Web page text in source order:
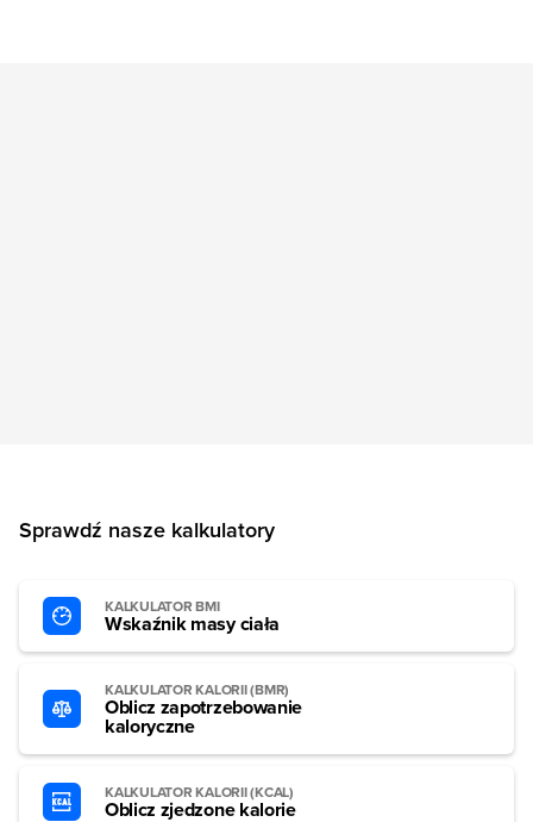
Sprawdź nasze kalkulatory
KALKULATOR BMI
Wskaźnik masy ciała
KALKULATOR KALORII (BMR)
Oblicz zapotrzebowanie
kaloryczne
KALKULATOR KALORII (KCAL)
Oblicz zjedzone kalorie